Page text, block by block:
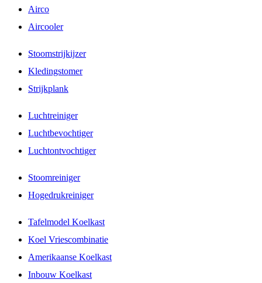
Airco
Aircooler
Stoomstrijkijzer
Kledingstomer
Strijkplank
Luchtreiniger
Luchtbevochtiger
Luchtontvochtiger
Stoomreiniger
Hogedrukreiniger
Tafelmodel Koelkast
Koel Vriescombinatie
Amerikaanse Koelkast
Inbouw Koelkast